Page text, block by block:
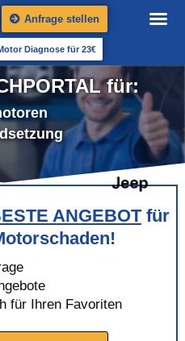
Anfrage stellen
Diagnose für 23€
für:
ANGEBOTfür
für Ihren Favoriten